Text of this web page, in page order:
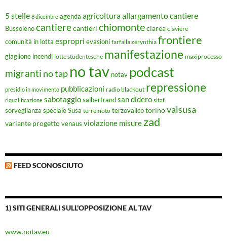
5 stelle 8 dicembre agenda agricolturaallargamento cantiere
Bussolenocantierecantieri chiomonteclarea claviere
comunità in lotta espropri evasioni farfalla zerynthia frontiere
giaglione incendi lotte studentesche manifestazione maxiprocesso
migranti no tap no tav notav podcast
presidio in movimento pubblicazioni radio blackout repressione
riqualificazione sabotaggiosalbertrandsan didero sitaf
sorveglianza speciale Susa terremoto terzovalico torinovalsusa
variante progettovenaus violazione misurezad
FEED SCONOSCIUTO
1) SITI GENERALI SULL'OPPOSIZIONE AL TAV
www.notav.eu